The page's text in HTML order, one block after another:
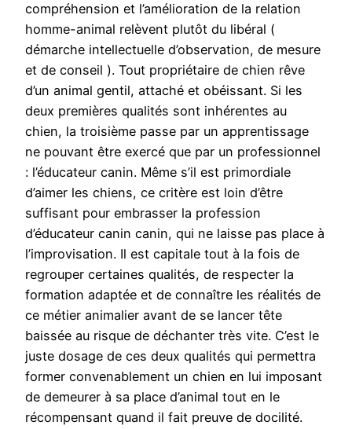
compréhension et l’amélioration de la relation
homme-animal relèvent plutôt du libéral (
démarche intellectuelle d’observation, de mesure
et de conseil ). Tout propriétaire de chien rêve
d’un animal gentil, attaché et obéissant. Si les
deux premières qualités sont inhérentes au
chien, la troisième passe par un apprentissage
ne pouvant être exercé que par un professionnel
: l’éducateur canin. Même s’il est primordiale
d’aimer les chiens, ce critère est loin d’être
suffisant pour embrasser la profession
d’éducateur canin canin, qui ne laisse pas place à
l’improvisation. Il est capitale tout à la fois de
regrouper certaines qualités, de respecter la
formation adaptée et de connaître les réalités de
ce métier animalier avant de se lancer tête
baissée au risque de déchanter très vite. C’est le
juste dosage de ces deux qualités qui permettra
former convenablement un chien en lui imposant
de demeurer à sa place d’animal tout en le
récompensant quand il fait preuve de docilité.